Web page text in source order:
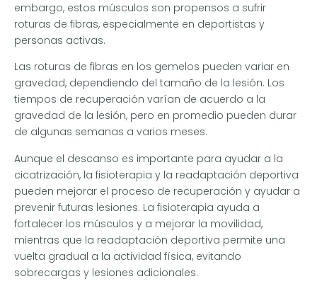
embargo, estos músculos son propensos a sufrir
roturas de fibras, especialmente en deportistas y
personas activas.
Las roturas de fibras en los gemelos pueden variar en
gravedad, dependiendo del tamaño de la lesión. Los
tiempos de recuperación varían de acuerdo a la
gravedad de la lesión, pero en promedio pueden durar
de algunas semanas a varios meses.
Aunque el descanso es importante para ayudar a la
cicatrización, la fisioterapia y la readaptación deportiva
pueden mejorar el proceso de recuperación y ayudar a
prevenir futuras lesiones. La fisioterapia ayuda a
fortalecer los músculos y a mejorar la movilidad,
mientras que la readaptación deportiva permite una
vuelta gradual a la actividad física, evitando
sobrecargas y lesiones adicionales.